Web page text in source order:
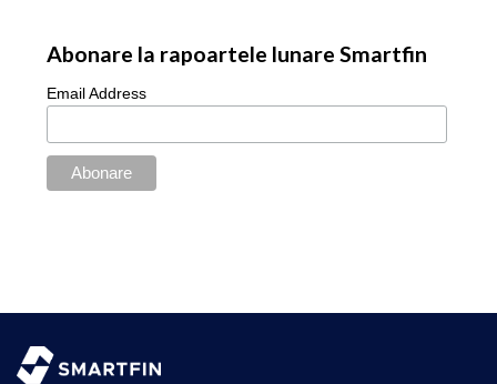
Abonare la rapoartele lunare Smartfin
Email Address